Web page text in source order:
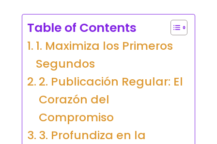
Table of Contents
1. Maximiza los Primeros
Segundos
2. Publicación Regular: El
Corazón del
Compromiso
3. Profundiza en la